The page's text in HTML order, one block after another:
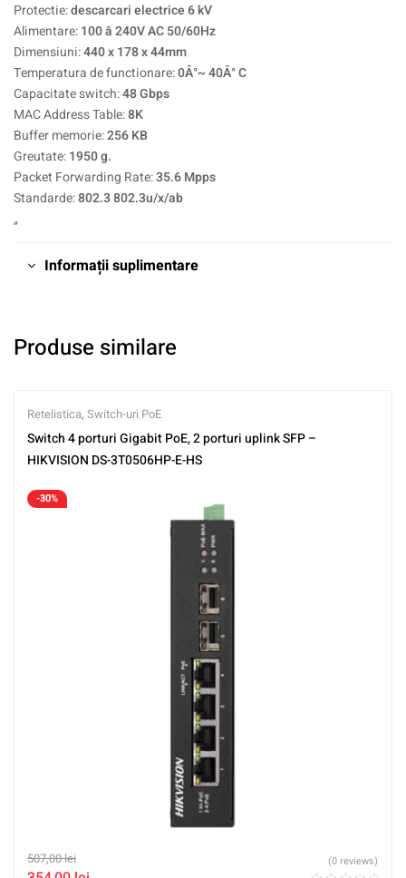
Protectie:descarcari electrice 6 kV
Alimentare:100 â 240V AC 50/60Hz
Dimensiuni:440 x 178 x 44mm
Temperatura de functionare:0Â°~ 40Â° C
Capacitate switch:48 Gbps
MAC Address Table:8K
Buffer memorie:256 KB
Greutate:1950 g.
Packet Forwarding Rate:35.6 Mpps
Standarde:802.3 802.3u/x/ab
„
Informații suplimentare
Produse similare
Retelistica, Switch-uri PoE
Switch 4 porturi Gigabit PoE, 2 porturi uplink SFP –
HIKVISION DS-3T0506HP-E-HS
-30%
507,00lei (0 reviews)